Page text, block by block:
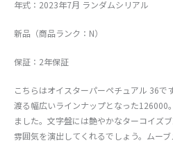
年式：2023年7月 ランダムシリアル
新品（商品ランク：N）
保証：2年保証
こちらはオイスターパーペチュアル 36で
渡る幅広いラインナップとなった126000
ました。文字盤には艶やかなターコイズ
雰囲気を演出してくれるでしょう。ムー